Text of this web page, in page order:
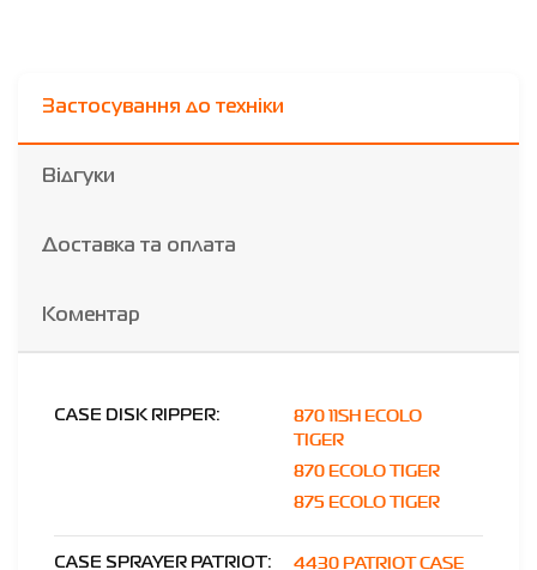
Застосування до техніки
Відгуки
Доставка та оплата
Коментар
CASE DISK RIPPER:
870 11SH ECOLO
TIGER
870 ECOLO TIGER
875 ECOLO TIGER
CASE SPRAYER PATRIOT:
4430 PATRIOT CASE